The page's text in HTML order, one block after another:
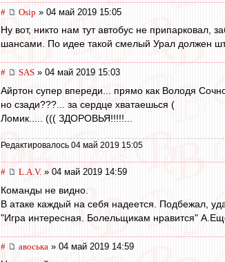
# Osip » 04 май 2019 15:05
Ну вот, никто нам тут автобус не
шансами. По идее такой смелый Урал должен
# SAS » 04 май 2019 15:03
Айртон супер впереди... прямо как Володя
но сзади???... за сердце хватаешься (
Ломик..... ((( ЗДОРОВЬЯ!!!!!...
Редактировалось 04 май 2019 15:05
# L.А.V. » 04 май 2019 14:59
Команды не видно.
В атаке каждый на себя надеется. Подбежал,
"Игра интересная. Болельщикам нравится"
# авоська » 04 май 2019 14:59